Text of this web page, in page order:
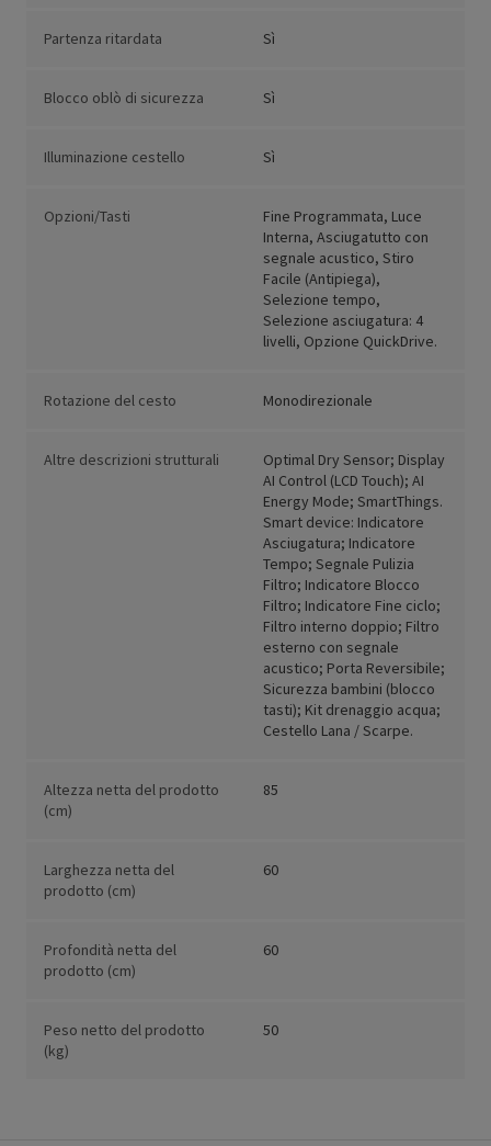
Partenza ritardata Sì
Blocco oblò di sicurezza Sì
Illuminazione cestello Sì
Opzioni/Tasti
Fine Programmata, Luce
Interna, Asciugatutto con
segnale acustico, Stiro
Facile (Antipiega),
Selezione tempo,
Selezione asciugatura: 4
livelli, Opzione QuickDrive.
Rotazione del cesto Monodirezionale
Altre descrizioni strutturali
Optimal Dry Sensor; Display
AI Control (LCD Touch); AI
Energy Mode; SmartThings.
Smart device: Indicatore
Asciugatura; Indicatore
Tempo; Segnale Pulizia
Filtro; Indicatore Blocco
Filtro; Indicatore Fine ciclo;
Filtro interno doppio; Filtro
esterno con segnale
acustico; Porta Reversibile;
Sicurezza bambini (blocco
tasti); Kit drenaggio acqua;
Cestello Lana / Scarpe.
Altezza netta del prodotto
(cm)
85
Larghezza netta del
prodotto (cm)
60
Profondità netta del
prodotto (cm)
60
Peso netto del prodotto
(kg)
50